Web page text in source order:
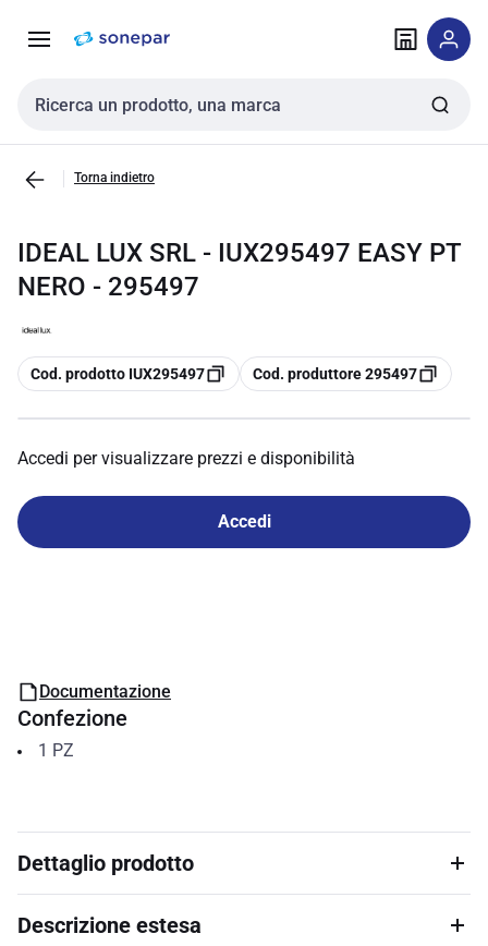
navigazione alla
Cerca input
Torna indietro
IDEAL LUX SRL - IUX295497 EASY PT
NERO - 295497
copia
Cod. prodotto IUX295497 copia
Cod. produttore 295497
Accedi per visualizzare prezzi e disponibilità
Accedi
Documentazione
Confezione
1 PZ
Dettaglio prodotto
Descrizione estesa